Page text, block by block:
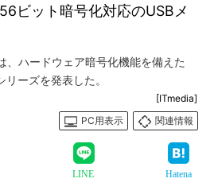
ビット暗号化対応のUSBメ
、ハードウェア暗号化機能を備えた
ーズを発表した。
[ITmedia]
PC用表示
関連情報
LINE Hatena